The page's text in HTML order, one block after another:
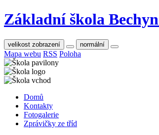
Základní škola
velikost zobrazení normální
Mapa webu RSS Poloha
Domů
Kontakty
Fotogalerie
Zprávičky ze tříd